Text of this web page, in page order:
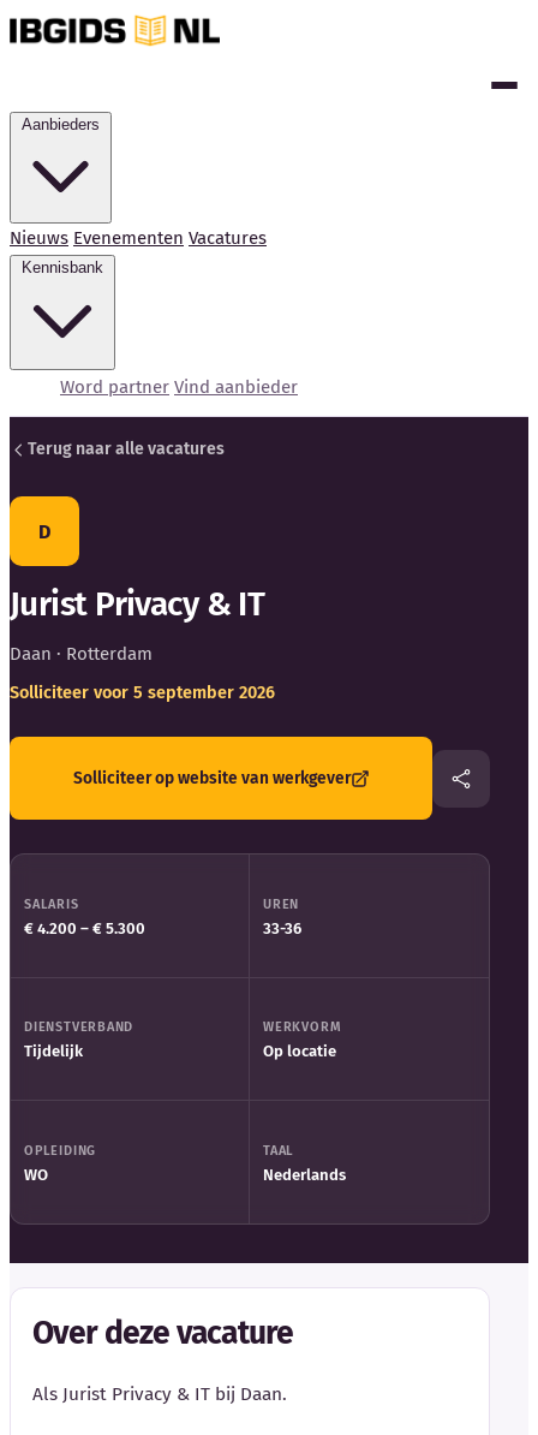
Nieuws Evenementen Vacatures
Word partner Vind aanbieder
Kennisbank
Blog
Woordenboek
Auteurs
Terug naar alle vacatures
D
Jurist Privacy & IT
Daan · Rotterdam
Solliciteer voor 5 september 2026
Solliciteer op website van werkgever
SALARIS
€ 4.200 – € 5.300
UREN
33-36
DIENSTVERBAND
Tijdelijk
WERKVORM
Op locatie
OPLEIDING
WO
TAAL
Nederlands
Over deze vacature
Als Jurist Privacy & IT bij Daan.